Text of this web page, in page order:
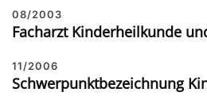
08/2003
Facharzt Kinderheilkunde
11/2006
Schwerpunktbezeichnung